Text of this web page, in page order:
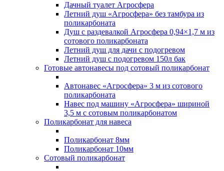
Дачный туалет Агросфера
Летний душ «Агросфера» без тамбура из
поликарбоната
Душ с раздевалкой Агросфера 0,94×1,7 м из
сотового поликарбоната
Летний душ для дачи с подогревом
Летний душ с подогревом 150л бак
Готовые автонавесы под сотовый поликарбонат
Автонавес «Агросфера» 3 м из сотового
поликарбоната
Навес под машину «Агросфера» шириной
3,5 м с сотовым поликарбонатом
Поликарбонат для навеса
Поликарбонат 8мм
Поликарбонат 10мм
Сотовый поликарбонат